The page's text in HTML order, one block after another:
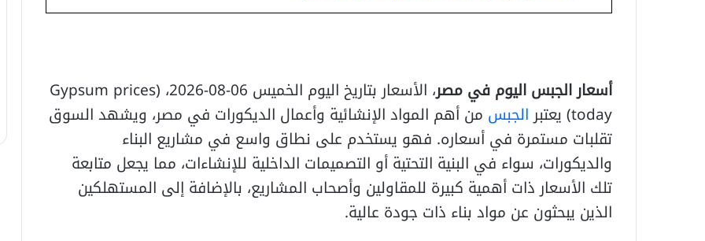
أسعار الجبس اليوم في مصر
، الأسعار بتاريخ اليوم الخميس 06-08-2026، (Gypsum prices
today) يعتبر
الجبس من أهم المواد الإنشائية وأعمال الديكورات في مصر، ويشهد السوق
تقلبات مستمرة في أسعاره. فهو يستخدم على نطاق واسع في مشاريع البناء
والديكورات، سواء في البنية التحتية أو التصميمات الداخلية للإنشاءات، مما يجعل متابعة
تلك الأسعار ذات أهمية كبيرة للمقاولين وأصحاب المشاريع، بالإضافة إلى المستهلكين
الذين يبحثون عن مواد بناء ذات جودة عالية.